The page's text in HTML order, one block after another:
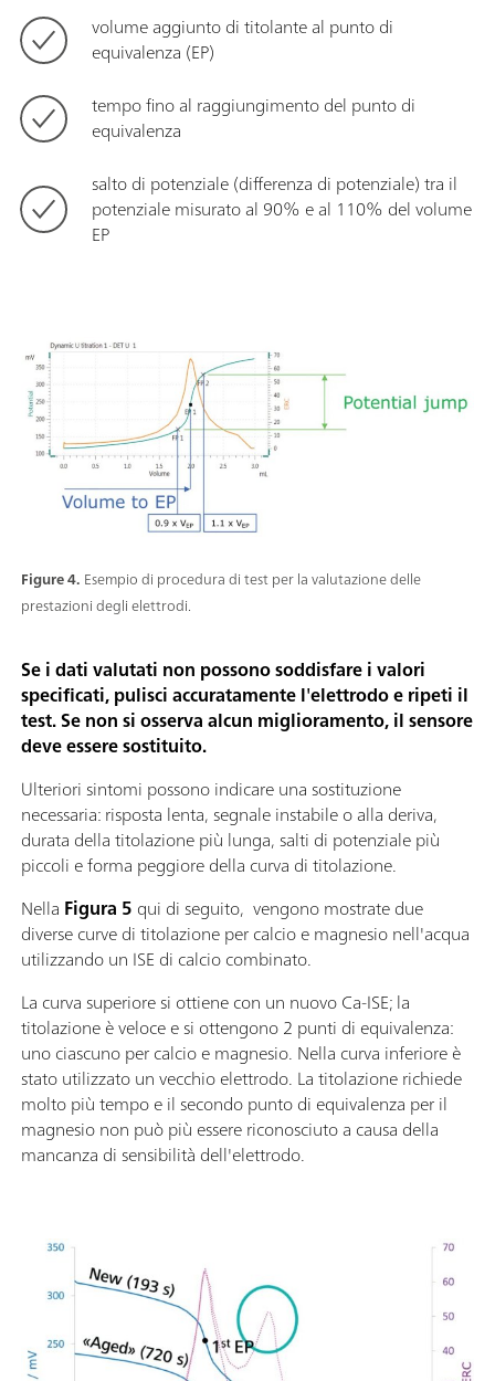
volume aggiunto di titolante al punto di
equivalenza (EP)
tempo fino al raggiungimento del punto di
equivalenza
salto di potenziale (differenza di potenziale) tra il
potenziale misurato al 90% e al 110% del volume
EP
Figure 4. Esempio di procedura di test per la valutazione delle
prestazioni degli elettrodi.
Se i dati valutati non possono soddisfare i valori
specificati, pulisci accuratamente l'elettrodo e ripeti il
test. Se non si osserva alcun miglioramento, il sensore
deve essere sostituito.
Ulteriori sintomi possono indicare una sostituzione
necessaria: risposta lenta, segnale instabile o alla deriva,
durata della titolazione più lunga, salti di potenziale più
piccoli e forma peggiore della curva di titolazione.
Nella Figura 5 qui di seguito, vengono mostrate due
diverse curve di titolazione per calcio e magnesio nell'acqua
utilizzando un ISE di calcio combinato.
La curva superiore si ottiene con un nuovo Ca-ISE; la
titolazione è veloce e si ottengono 2 punti di equivalenza:
uno ciascuno per calcio e magnesio. Nella curva inferiore è
stato utilizzato un vecchio elettrodo. La titolazione richiede
molto più tempo e il secondo punto di equivalenza per il
magnesio non può più essere riconosciuto a causa della
mancanza di sensibilità dell'elettrodo.